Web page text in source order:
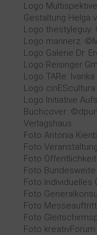
Logo
Gestaltung Helga
Logo thestyleguy:
Logo mannerz:
Logo Galerie Dr.
Logo Reisinger
Logo TARe:
Logo cinEScultura:
Logo Initiative
Buchcover:
Verlagshaus
Foto Antonia
Foto
Foto
Foto
Foto Individuelles
Foto
Foto
Foto
Foto kreativForum